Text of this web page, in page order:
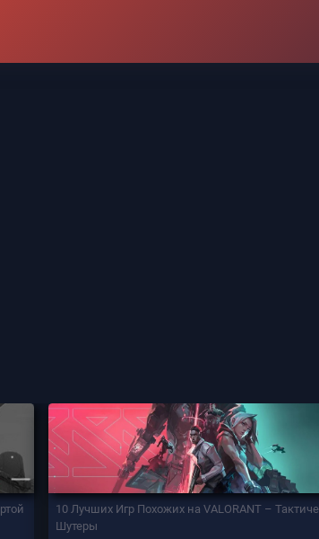
10 Лучших Игр Похожих на VALORANT –
Шутеры